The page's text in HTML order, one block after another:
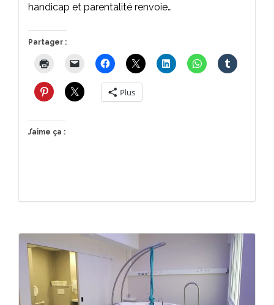
handicap et parentalité renvoie…
Partager :
Plus
J’aime ça :